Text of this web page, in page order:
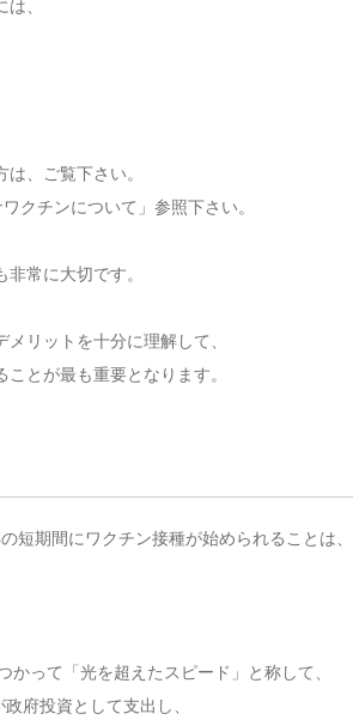
、
、ご覧下さい。
クチンについて」参照下さい。
常に大切です。
リットを十分に理解して、
とが最も重要となります。
短期間にワクチン接種が始められることは、
って「光を超えたスピード」と称して、
府投資として支出し、